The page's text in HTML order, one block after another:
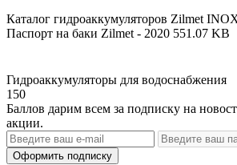
Каталог гидроаккумуляторов Zilmet
Паспорт на баки Zilmet - 2020 551.07 KB
Гидроаккумуляторы для водоснабжения
150
Баллов дарим всем за подписку на
акции.
Оформить подписку